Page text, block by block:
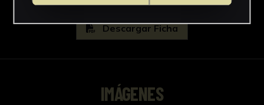
Descargar Ficha
IMÁGENES